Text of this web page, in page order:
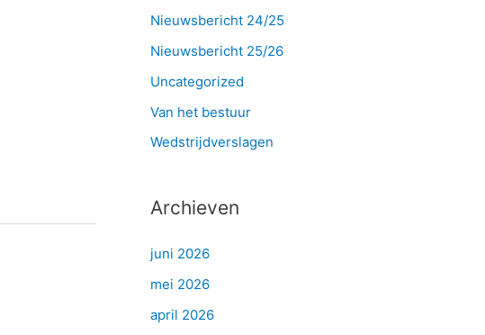
Nieuwsbericht 24/25
Nieuwsbericht 25/26
Uncategorized
Van het bestuur
Wedstrijdverslagen
Archieven
juni 2026
mei 2026
april 2026